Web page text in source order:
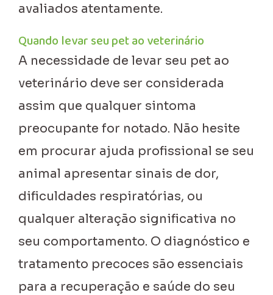
avaliados atentamente.
Quando levar seu pet ao veterinário
A necessidade de levar seu pet ao
veterinário deve ser considerada
assim que qualquer sintoma
preocupante for notado. Não hesite
em procurar ajuda profissional se seu
animal apresentar sinais de dor,
dificuldades respiratórias, ou
qualquer alteração significativa no
seu comportamento. O diagnóstico e
tratamento precoces são essenciais
para a recuperação e saúde do seu